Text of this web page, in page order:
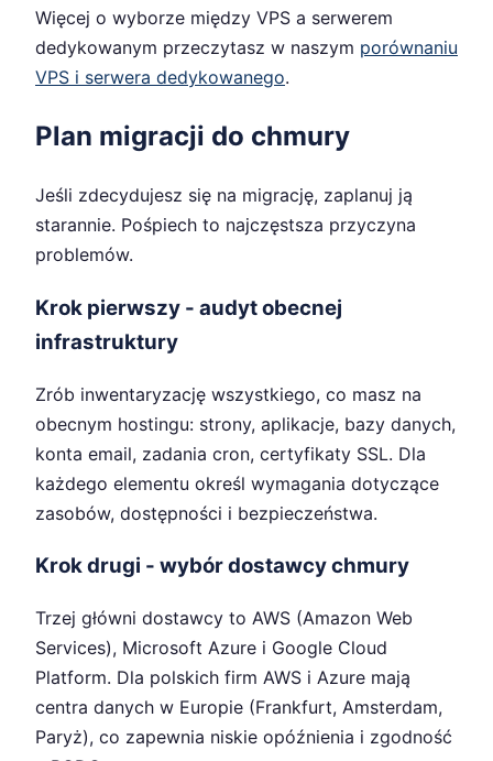
Więcej o wyborze między VPS a serwerem
dedykowanym przeczytasz w naszym porównaniu
VPS i serwera dedykowanego.
Plan migracji do chmury
Jeśli zdecydujesz się na migrację, zaplanuj ją
starannie. Pośpiech to najczęstsza przyczyna
problemów.
Krok pierwszy - audyt obecnej
infrastruktury
Zrób inwentaryzację wszystkiego, co masz na
obecnym hostingu: strony, aplikacje, bazy danych,
konta email, zadania cron, certyfikaty SSL. Dla
każdego elementu określ wymagania dotyczące
zasobów, dostępności i bezpieczeństwa.
Krok drugi - wybór dostawcy chmury
Trzej główni dostawcy to AWS (Amazon Web
Services), Microsoft Azure i Google Cloud
Platform. Dla polskich firm AWS i Azure mają
centra danych w Europie (Frankfurt, Amsterdam,
Paryż), co zapewnia niskie opóźnienia i zgodność